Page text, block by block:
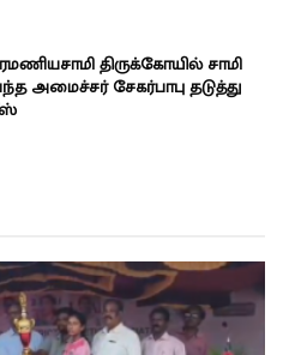
திருக்கோயில் சாமி
அமைச்சர் சேகர்பாபு தடுத்து